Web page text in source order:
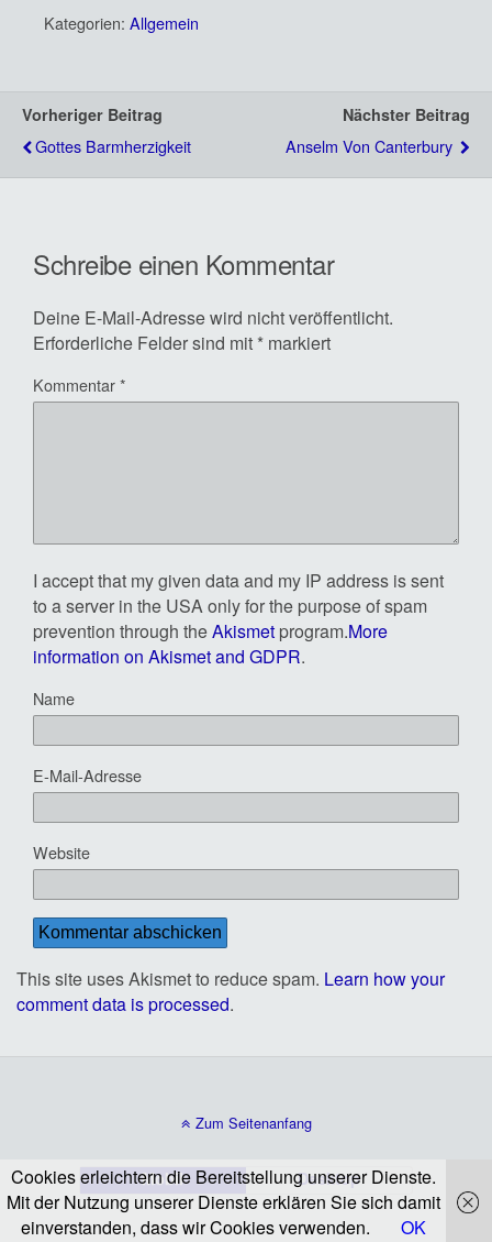
Kategorien: Allgemein
Vorheriger Beitrag
Gottes Barmherzigkeit
Nächster Beitrag
Anselm Von Canterbury
Schreibe einen Kommentar
Deine E-Mail-Adresse wird nicht veröffentlicht.
Erforderliche Felder sind mit * markiert
Kommentar*
I accept that my given data and my IP address is sent
to a server in the USA only for the purpose of spam
prevention through theAkismet program.More
information on Akismet and GDPR.
Name
E-Mail-Adresse
Website
This site uses Akismet to reduce spam. Learn how your
comment data is processed.
Zum Seitenanfang
Mobil Desktop
Cookies erleichtern die Bereitstellung unserer Dienste.
Mit der Nutzung unserer Dienste erklären Sie sich damit
einverstanden, dass wir Cookies verwenden.
OK